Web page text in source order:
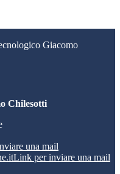
Giacomo
Chilesotti
una mail
Link per inviare una mail